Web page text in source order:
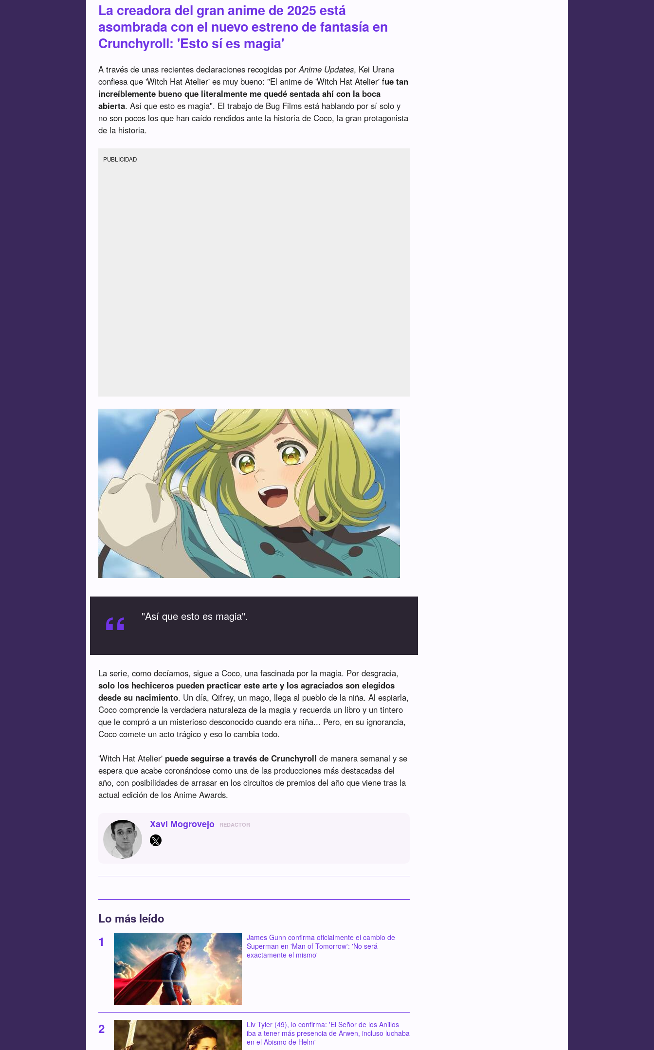
La creadora del gran anime de 2025 está
asombrada con el nuevo estreno de fantasía en
Crunchyroll: 'Esto sí es magia'
A través de unas recientes declaraciones recogidas porAnime Updates, Kei Urana
confiesa que 'Witch Hat Atelier' es muy bueno: "El anime de 'Witch Hat Atelier' fue tan
increíblemente bueno que literalmente me quedé sentada ahí con la boca
abierta. Así que esto es magia". El trabajo de Bug Films está hablando por sí solo y
no son pocos los que han caído rendidos ante la historia de Coco, la gran protagonista
de la historia.
PUBLICIDAD
“ "Así que esto es magia".
La serie, como decíamos, sigue a Coco, una fascinada por la magia. Por desgracia,
solo los hechiceros pueden practicar este arte y los agraciados son elegidos
desde su nacimiento. Un día, Qifrey, un mago, llega al pueblo de la niña. Al espiarla,
Coco comprende la verdadera naturaleza de la magia y recuerda un libro y un tintero
que le compró a un misterioso desconocido cuando era niña... Pero, en su ignorancia,
Coco comete un acto trágico y eso lo cambia todo.
'Witch Hat Atelier' puede seguirse a través de Crunchyroll de manera semanal y se
espera que acabe coronándose como una de las producciones más destacadas del
año, con posibilidades de arrasar en los circuitos de premios del año que viene tras la
actual edición de los Anime Awards.
Xavi Mogrovejo REDACTOR
Lo más leído
James Gunn confirma oficialmente el cambio de
Superman en 'Man of Tomorrow': 'No será
exactamente el mismo'
Liv Tyler (49), lo confirma: 'El Señor de los Anillos
iba a tener más presencia de Arwen, incluso luchaba
en el Abismo de Helm'